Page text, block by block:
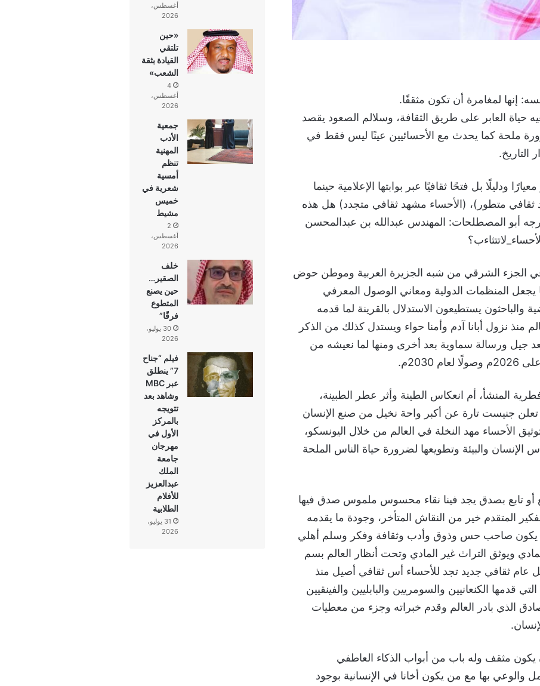
إنها لمغامرة أن تكون مثقفًا.
حياة العابر على طريق الثقافة، وسلالم الصعود يقصد
ملحة كما يحدث مع الأحسائيين عينًا ليس فقط في
التاريخ.
ودليلًا بل فتحًا ثقافيًا عبر بوابتها الإعلامية حينما
متطور)، (الأحساء مشهد ثقافي متجدد) هل هذه
أبو المصطلحات: المهندس عبدالله بن عبدالمحسن
في الجزء الشرقي من شبه الجزيرة العربية وموطن حوض
يجعل المنظمات الدولية ومعاني الوصول المعرفي
والباحثون يستطيعون الاستدلال بالقرينة لما قدمه
منذ نزول أبانا آدم وأمنا حواء ويستدل كذلك من الذكر
جيل ورسالة سماوية بعد أخرى ومنها لما نعيشه من
المنشأ، أم انعكاس الطينة وأثر عطر الطبينة،
جنيست تارة عن أكبر واحة نخيل من صنع الإنسان
الأحساء مهد النخلة في العالم من خلال اليونسكو،
الإنسان والبيئة وتطويعها لضرورة حياة الناس الملحة
تابع بصدق يجد فينا نقاء محسوس ملموس صدق فيها
المتقدم خير من النقاش المتأخر، وجودة ما يقدمه
يكون صاحب حس وذوق وأدب وثقافة وفكر وسلم أهلي
ويوثق التراث غير المادي وتحت أنظار العالم بسم
عام ثقافي جديد تجد للأحساء أس ثقافي أصيل منذ
قدمها الكنعانيين والسومريين والبابليين والفينقيين
الذي بادر العالم وقدم خبراته وجزء من معطيات
يكون مثقف وله باب من أبواب الذكاء العاطفي
والوعي بها مع من يكون أخانا في الإنسانية بوجود
أغسطس،
2026
«حين
تلتقي
القيادة بثقة
الشعب»
4
أغسطس،
2026
جمعية
الأدب
المهنية
تنظم
أمسية
شعرية في
خميس
مشيط
2
أغسطس،
2026
خلف
الصقير…
حين يصنع
المتطوع
فرقًا”
30 يوليو،
2026
فيلم “جناح
7” ينطلق
عبر MBC
وشاهد بعد
تتويجه
بالمركز
الأول في
مهرجان
جامعة
الملك
عبدالعزيز
للأفلام
الطلابية
31 يوليو،
2026